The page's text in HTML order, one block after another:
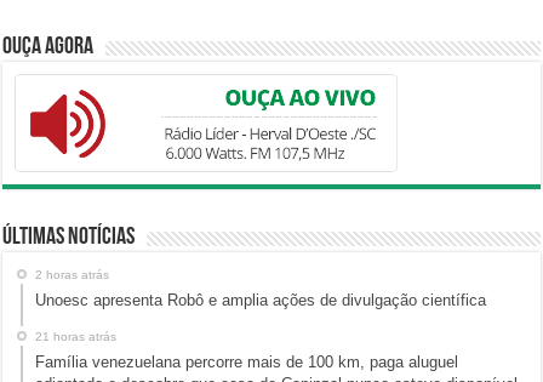
Ouça Agora
Últimas Notícias
2 horas atrás
Unoesc apresenta Robô e amplia ações de divulgação científica
21 horas atrás
Família venezuelana percorre mais de 100 km, paga aluguel